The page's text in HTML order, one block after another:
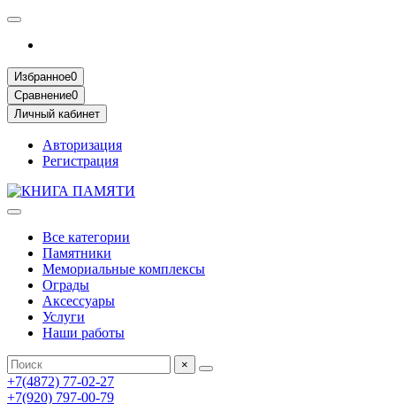
Избранное0
Сравнение0
Личный кабинет
Авторизация
Регистрация
Все категории
Памятники
Мемориальные комплексы
Ограды
Аксессуары
Услуги
Наши работы
×
+7(4872) 77-02-27
+7(920) 797-00-79